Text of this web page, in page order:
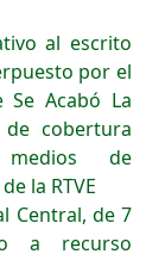
al escrito
por el
Se Acabó La
cobertura
de
la RTVE
Central, de 7
a recurso